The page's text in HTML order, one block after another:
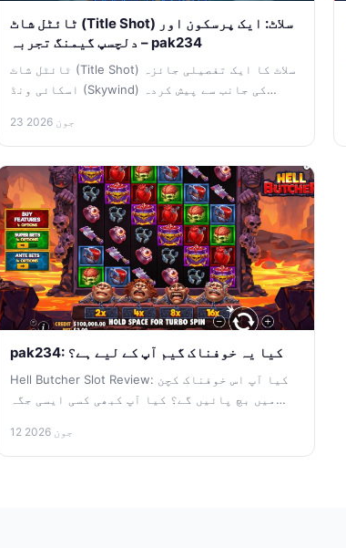
ٹائٹل شاٹ (Title Shot) سلاٹ: ایک پرسکون اور
دلچسپ گیمنگ تجربہ – pak234
ٹائٹل شاٹ (Title Shot) سلاٹ کا ایک تفصیلی جائزہ
اسکائی ونڈ (Skywind) کی جانب سے پیش کردہ
23 جون 2026
pak234: کیا یہ خوفناک گیم آپ کے لیے ہے؟
Hell Butcher Slot Review: کیا آپ اس خوفناک کچن
میں بچ پائیں گے؟ کیا آپ کبھی کسی ایسی جگہ
12 جون 2026